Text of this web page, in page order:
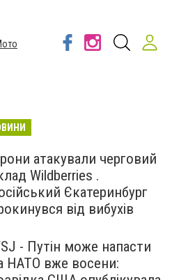
атакували черговий
Wildberries .
Єкатеринбург
від вибухів
- Путін може напасти
НАТО вже восени: